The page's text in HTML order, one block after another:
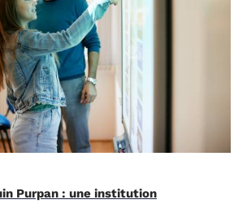
Purpan : une institution